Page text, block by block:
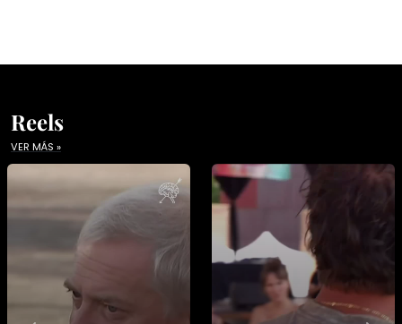
Reels
VER MÁS »